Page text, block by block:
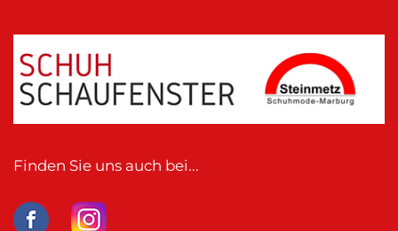
Finden Sie uns auch bei...